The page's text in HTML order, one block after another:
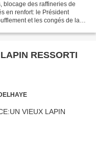
blocage des raffineries de
en renfort: le Président
et les congés de la
RESSORTI